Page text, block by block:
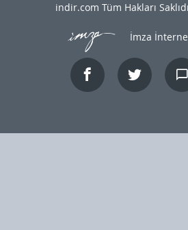
indir.com Tüm Hakları
İmza